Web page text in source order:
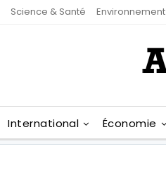
Science & Santé Environnement
International Économie